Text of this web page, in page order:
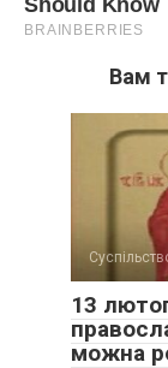
Вам
13
можна